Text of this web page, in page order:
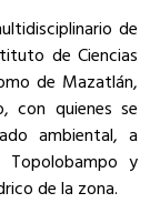
de
de Ciencias
de Mazatlán,
con quienes se
ambiental, a
Topolobampo y
de la zona.